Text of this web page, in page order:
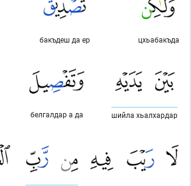
цхьабакъда
бакъдеш да ер
шийла хьалхардар
белгалдар а да